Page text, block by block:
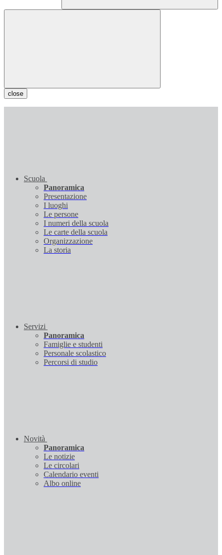
close
Scuola
Panoramica
Presentazione
I luoghi
Le persone
I numeri della scuola
Le carte della scuola
Organizzazione
La storia
Servizi
Panoramica
Famiglie e studenti
Personale scolastico
Percorsi di studio
Novità
Panoramica
Le notizie
Le circolari
Calendario eventi
Albo online